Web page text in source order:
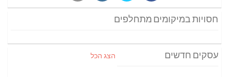
חסויות במיקומים מתחלפים
עסקים חדשים הצג הכל